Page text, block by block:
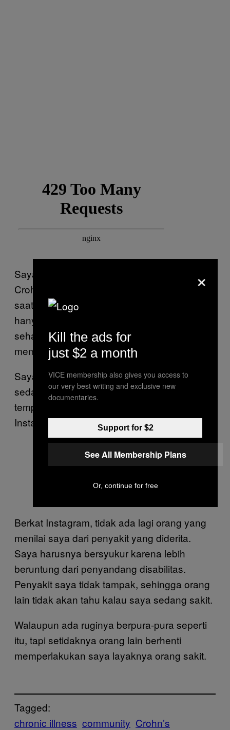
Saya keluar dari Tumblr, menutup akun
Crohnology dan membuat akun Instagram
saat pindah ke London. Di Instagram, saya
hanya memposting foto yang tampaknya
sehat-sehat saja. Saya tidak pernah
membahas soal penyakit Crohn lagi.
Saya tidak menunjukkan kondisi sebenarnya:
sedang kesakitan dan tidak bisa bangkit dari
tempat tidur karena kelelahan. Feed
Instagram saya penuh kepura-puraan.
Berkat Instagram, tidak ada lagi orang yang
menilai saya dari penyakit yang diderita.
Saya harusnya bersyukur karena lebih
beruntung dari penyandang disabilitas.
Penyakit saya tidak tampak, sehingga orang
lain tidak akan tahu kalau saya sedang sakit.
Walaupun ada ruginya berpura-pura seperti
itu, tapi setidaknya orang lain berhenti
memperlakukan saya layaknya orang sakit.
Tagged:
chronic illness community Crohn’s
×
Kill the ads for
just $2 a month
VICE membership also gives you access to
our very best writing and exclusive new
documentaries.
Support for $2
See All Membership Plans
Or, continue for free